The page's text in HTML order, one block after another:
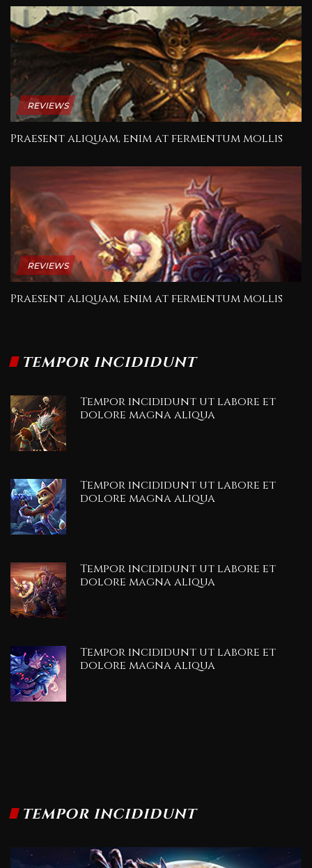
REVIEWS
Praesent aliquam, enim at fermentum mollis
REVIEWS
Praesent aliquam, enim at fermentum mollis
TEMPOR INCIDIDUNT
Tempor incididunt ut labore et
dolore magna aliqua
Tempor incididunt ut labore et
dolore magna aliqua
Tempor incididunt ut labore et
dolore magna aliqua
Tempor incididunt ut labore et
dolore magna aliqua
TEMPOR INCIDIDUNT